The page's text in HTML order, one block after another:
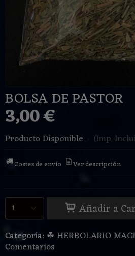
BOLSA DE PASTOR
3,00 €
Producto Disponible - (Imp.
Costes de envío Ver descripción
Añadir a
Categoría: ☘ HERBOLARIO
Comentarios